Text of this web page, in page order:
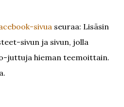
sivua seuraa: Lisäsin
sivun ja sivun, jolla
juttuja hieman teemoittain.